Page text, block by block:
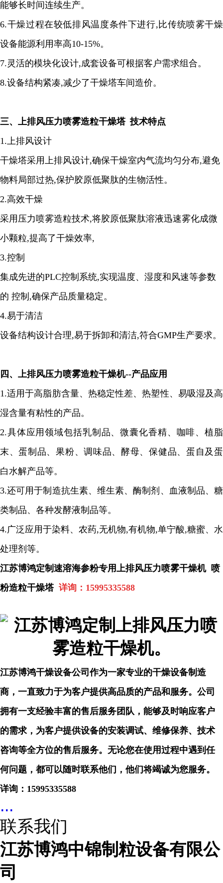
能够长时间连续生产。
6.干燥过程在较低排风温度条件下进行, 比传统喷雾干燥
设备能源利用率高10-15%。
7.灵活的模块化设计,成套设备可根据客户需求组合。
8.设备结构紧凑,减少了干燥塔车间造价。
三、 上排风压力喷雾造粒干燥塔 技术特点
1.上排风设计
干燥塔采用上排风设计,确保干燥室内气流均匀分布,避免
物料局部过热,保护胶原低聚肽的生物活性。
2.高效干燥
采用压力喷雾造粒技术,将胶原低聚肽溶液迅速雾化成微
小颗粒,提高了干燥效率,
3.控制
集成先进的PLC控制系统,实现温度、湿度和风速等参数
的 控制 ,确保产品质量稳定。
4.易于清洁
设备结构设计合理,易于拆卸和清洁,符合GMP生产要求。
四、上排风压力喷雾造粒干燥机--产品应用
1.适用于高脂肪含量、热稳定性差、热塑性、易吸湿及高
湿含量有粘性的产品。
2.具体应用领域包括乳制品、微囊化香精、咖啡、植脂
末、蛋制品、果粉、调味品、酵母、保健品、蛋自及蛋
白水解产品等。
3.还可用于制造抗生素、维生素、酶制剂、血液制品、糖
类制品、各种发酵液制品等。
4.广泛应用于染料、农药,无机物,有机物,单宁酸,糖蜜、水
处理剂等。
江苏博鸿定制速溶海参粉专用上排风压力喷雾干燥机 喷
粉造粒干燥塔 详询： 15995335588
江苏博鸿干燥设备公司作为一家专业的干燥设备制造
商，一直致力于为客户提供高品质的产品和服务。公司
拥有一支经验丰富的售后服务团队，能够及时响应客户
的需求，为客户提供设备的安装调试、维修保养、技术
咨询等全方位的售后服务。无论您在使用过程中遇到任
何问题，都可以随时联系他们，他们将竭诚为您服务。
详询： 15995335588
...
联系我们
江苏博鸿中锦制粒设备有限公
司